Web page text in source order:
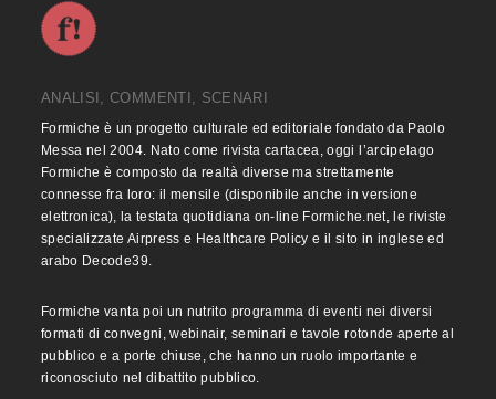
ANALISI, COMMENTI, SCENARI
Formiche è un progetto culturale ed editoriale fondato da Paolo
Messa nel 2004. Nato come rivista cartacea, oggi l’arcipelago
Formiche è composto da realtà diverse ma strettamente
connesse fra loro: il mensile (disponibile anche in versione
elettronica), la testata quotidiana on-line Formiche.net, le riviste
specializzate Airpress e Healthcare Policy e il sito in inglese ed
arabo Decode39.
Formiche vanta poi un nutrito programma di eventi nei diversi
formati di convegni, webinair, seminari e tavole rotonde aperte al
pubblico e a porte chiuse, che hanno un ruolo importante e
riconosciuto nel dibattito pubblico.